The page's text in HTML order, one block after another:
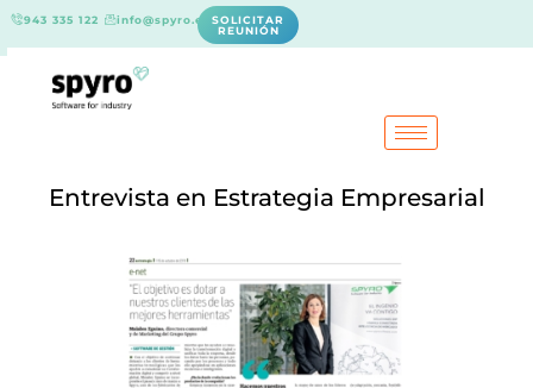
943 335 122 info@spyro.es SOLICITAR
REUNIÓN
Entrevista en Estrategia Empresarial